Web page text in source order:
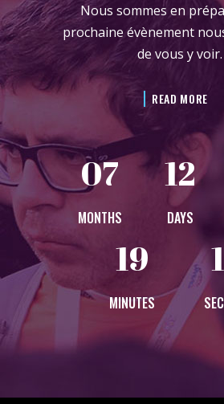
Nous sommes en
prochaine évènement
de vous y voir.
READ MORE
07
MONTHS
12
DAYS
19
MINUTES